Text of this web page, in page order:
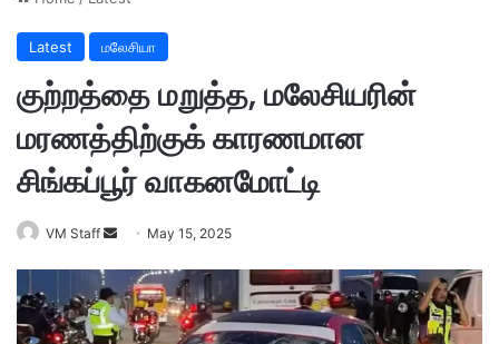
Latest மலேசியா
குற்றத்தை மறுத்த, மலேசியரின்
மரணத்திற்குக் காரணமான
சிங்கப்பூர் வாகனமோட்டி
VM Staff
d
a
May 15, 2025